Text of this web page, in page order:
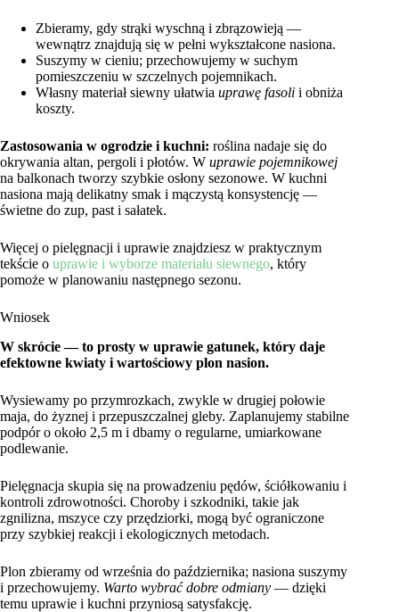
Zbieramy, gdy strąki wyschną i zbrązowieją —
wewnątrz znajdują się w pełni wykształcone nasiona.
Suszymy w cieniu; przechowujemy w suchym
pomieszczeniu w szczelnych pojemnikach.
Własny materiał siewny ułatwia uprawę fasoli i obniża
koszty.
Zastosowania w ogrodzie i kuchni: roślina nadaje się do
okrywania altan, pergoli i płotów. W uprawie pojemnikowej
na balkonach tworzy szybkie osłony sezonowe. W kuchni
nasiona mają delikatny smak i mączystą konsystencję —
świetne do zup, past i sałatek.
Więcej o pielęgnacji i uprawie znajdziesz w praktycznym
tekście o uprawie i wyborze materiału siewnego, który
pomoże w planowaniu następnego sezonu.
Wniosek
W skrócie — to prosty w uprawie gatunek, który daje
efektowne kwiaty i wartościowy plon nasion.
Wysiewamy po przymrozkach, zwykle w drugiej połowie
maja, do żyznej i przepuszczalnej gleby. Zaplanujemy stabilne
podpór o około 2,5 m i dbamy o regularne, umiarkowane
podlewanie.
Pielęgnacja skupia się na prowadzeniu pędów, ściółkowaniu i
kontroli zdrowotności. Choroby i szkodniki, takie jak
zgnilizna, mszyce czy przędziorki, mogą być ograniczone
przy szybkiej reakcji i ekologicznych metodach.
Plon zbieramy od września do października; nasiona suszymy
i przechowujemy. Warto wybrać dobre odmiany — dzięki
temu uprawie i kuchni przyniosą satysfakcję.